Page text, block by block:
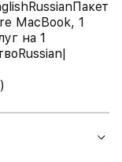
MacBook, 1
на 1